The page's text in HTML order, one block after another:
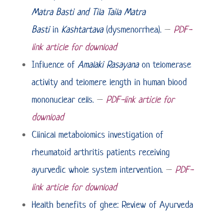
Matra Basti and Tila Taila Matra
Bastiin Kashtartava(dysmenorrhea). – PDF-
link article for download
Influence of Amalaki Rasayanaon telomerase
activity and telomere length in human blood
mononuclear cells. – PDF-link article for
download
Clinical metabolomics investigation of
rheumatoid arthritis patients receiving
ayurvedic whole system intervention. – PDF-
link article for download
Health benefits of ghee: Review of Ayurveda